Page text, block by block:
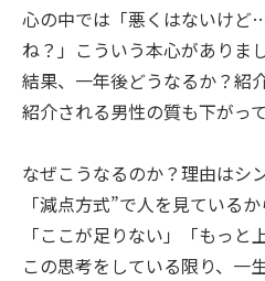
心の中では「悪くはないけど
ね？」こういう本心がありまし
結果、一年後どうなるか？紹
紹介される男性の質も下がっ
なぜこうなるのか？理由はシ
「減点方式”で人を見ている
「ここが足りない」「もっと
この思考をしている限り、一